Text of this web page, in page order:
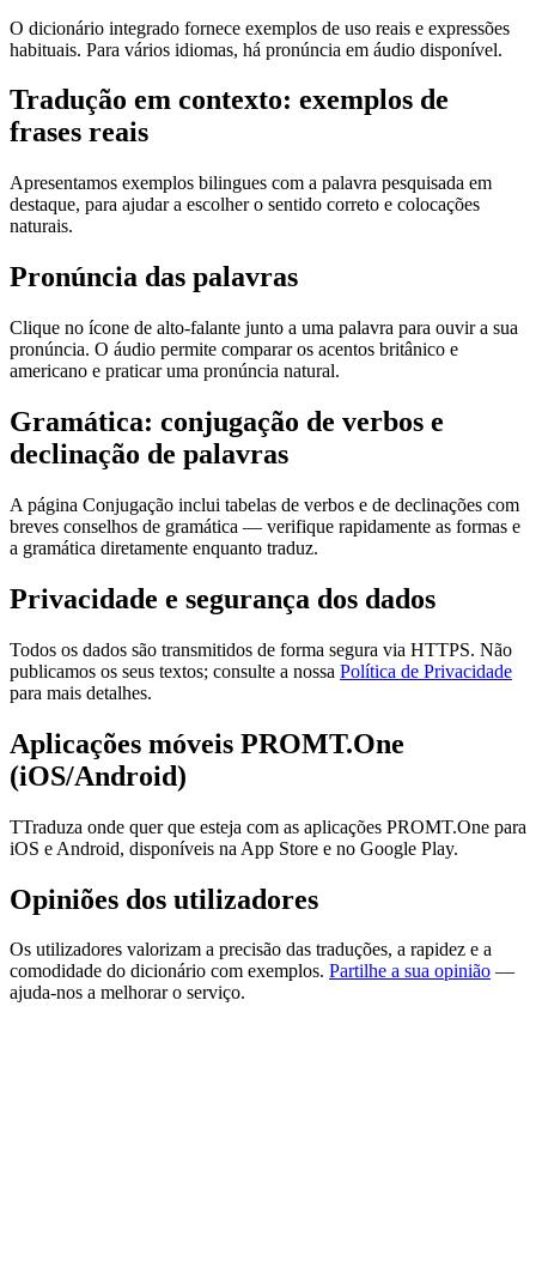
O dicionário integrado fornece exemplos de uso reais e expressões
habituais. Para vários idiomas, há pronúncia em áudio disponível.
Tradução em contexto: exemplos de
frases reais
Apresentamos exemplos bilingues com a palavra pesquisada em
destaque, para ajudar a escolher o sentido correto e colocações
naturais.
Pronúncia das palavras
Clique no ícone de alto-falante junto a uma palavra para ouvir a sua
pronúncia. O áudio permite comparar os acentos britânico e
americano e praticar uma pronúncia natural.
Gramática: conjugação de verbos e
declinação de palavras
A página Conjugação inclui tabelas de verbos e de declinações com
breves conselhos de gramática — verifique rapidamente as formas e
a gramática diretamente enquanto traduz.
Privacidade e segurança dos dados
Todos os dados são transmitidos de forma segura via HTTPS. Não
publicamos os seus textos; consulte a nossa Política de Privacidade
para mais detalhes.
Aplicações móveis PROMT.One
(iOS/Android)
TTraduza onde quer que esteja com as aplicações PROMT.One para
iOS e Android, disponíveis na App Store e no Google Play.
Opiniões dos utilizadores
Os utilizadores valorizam a precisão das traduções, a rapidez e a
comodidade do dicionário com exemplos. Partilhe a sua opinião —
ajuda-nos a melhorar o serviço.